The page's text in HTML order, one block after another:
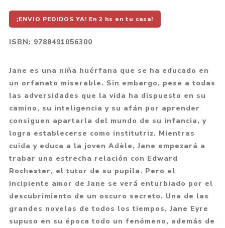
¡ENVIO PEDIDOS YA! En 2 hs en tu casa!
ISBN: 9788491056300
Jane es una niña huérfana que se ha educado en
un orfanato miserable. Sin embargo, pese a todas
las adversidades que la vida ha dispuesto en su
camino, su inteligencia y su afán por aprender
consiguen apartarla del mundo de su infancia, y
logra establecerse como institutriz. Mientras
cuida y educa a la joven Adèle, Jane empezará a
trabar una estrecha relación con Edward
Rochester, el tutor de su pupila. Pero el
incipiente amor de Jane se verá enturbiado por el
descubrimiento de un oscuro secreto. Una de las
grandes novelas de todos los tiempos, Jane Eyre
supuso en su época todo un fenómeno, además de